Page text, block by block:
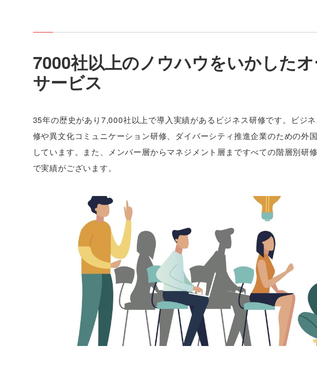
7000社以上のノウハウをいかした
サービス
35年の歴史があり7,000社以上で導入実績があるビジネス研修です。ビジ
修や異文化コミュニケーション研修、ダイバーシティ推進企業のための外
しています。また、メンバー層からマネジメント層まですべての階層別研
で実績がございます。